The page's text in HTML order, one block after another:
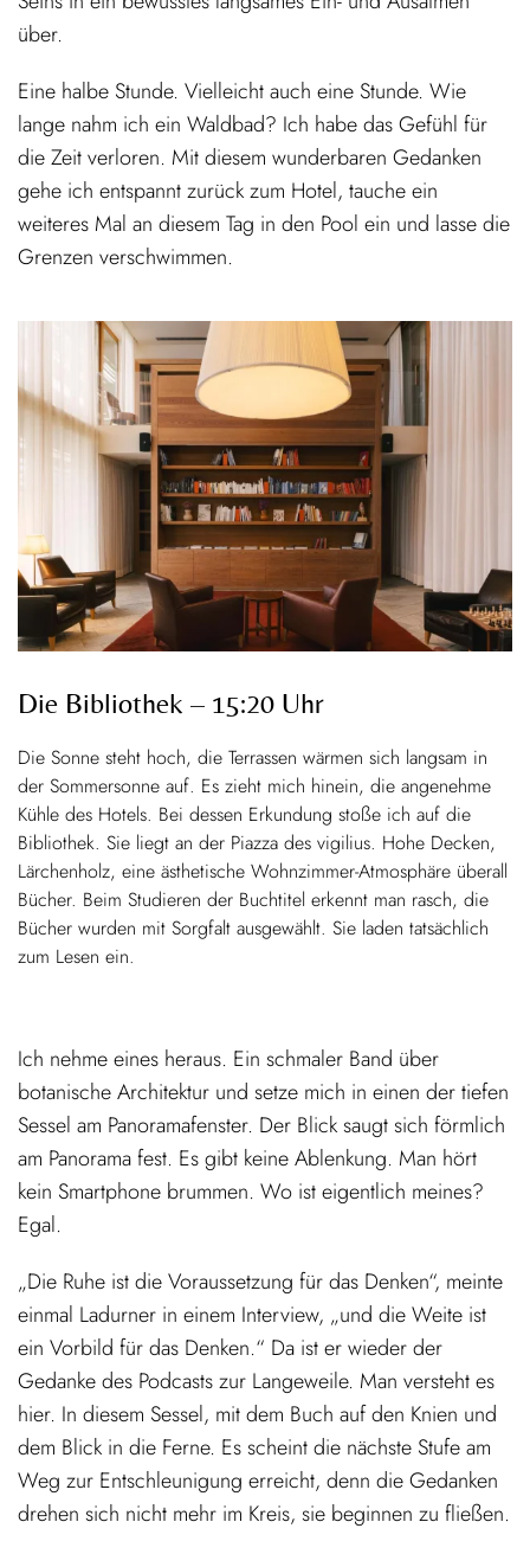
über.
Eine halbe Stunde. Vielleicht auch eine Stunde. Wie
lange nahm ich ein Waldbad? Ich habe das Gefühl für
die Zeit verloren. Mit diesem wunderbaren Gedanken
gehe ich entspannt zurück zum Hotel, tauche ein
weiteres Mal an diesem Tag in den Pool ein und lasse die
Grenzen verschwimmen.
Die Bibliothek – 15:20 Uhr
Die Sonne steht hoch, die Terrassen wärmen sich langsam in
der Sommersonne auf. Es zieht mich hinein, die angenehme
Kühle des Hotels. Bei dessen Erkundung stoße ich auf die
Bibliothek. Sie liegt an der Piazza des vigilius. Hohe Decken,
Lärchenholz, eine ästhetische Wohnzimmer-Atmosphäre überall
Bücher. Beim Studieren der Buchtitel erkennt man rasch, die
Bücher wurden mit Sorgfalt ausgewählt. Sie laden tatsächlich
zum Lesen ein.
Ich nehme eines heraus. Ein schmaler Band über
botanische Architektur und setze mich in einen der tiefen
Sessel am Panoramafenster. Der Blick saugt sich förmlich
am Panorama fest. Es gibt keine Ablenkung. Man hört
kein Smartphone brummen. Wo ist eigentlich meines?
Egal.
„Die Ruhe ist die Voraussetzung für das Denken“, meinte
einmal Ladurner in einem Interview, „und die Weite ist
ein Vorbild für das Denken.“ Da ist er wieder der
Gedanke des Podcasts zur Langeweile. Man versteht es
hier. In diesem Sessel, mit dem Buch auf den Knien und
dem Blick in die Ferne. Es scheint die nächste Stufe am
Weg zur Entschleunigung erreicht, denn die Gedanken
drehen sich nicht mehr im Kreis, sie beginnen zu fließen.